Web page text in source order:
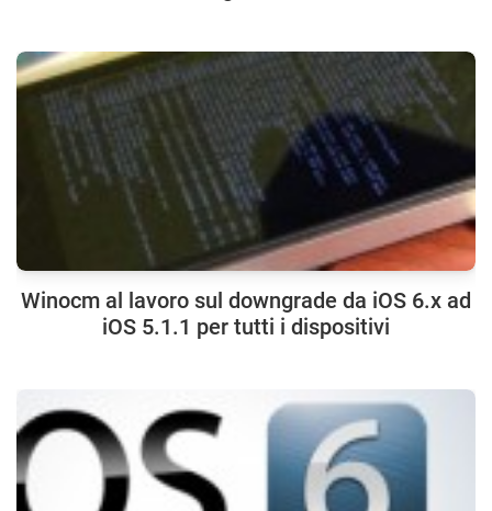
Winocm al lavoro sul downgrade da iOS 6.x ad
iOS 5.1.1 per tutti i dispositivi